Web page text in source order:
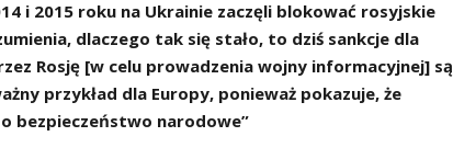
i 2015 roku na Ukrainie zaczęli blokować rosyjskie
dlaczego tak się stało, to dziś sankcje dla
Rosję [w celu prowadzenia wojny informacyjnej] są
przykład dla Europy, ponieważ pokazuje, że
bezpieczeństwo narodowe”